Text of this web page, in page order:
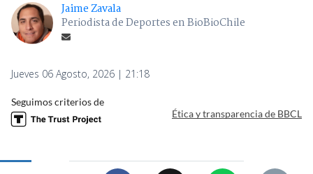
Jaime Zavala
Periodista de Deportes en BioBioChile
Jueves 06 Agosto, 2026 | 21:18
Seguimos criterios de
Ética y transparencia de BBCL